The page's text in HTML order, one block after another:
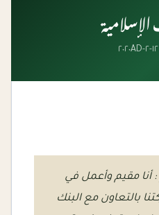
أنا مقيم وأعمل في
بالتعاون مع البنك